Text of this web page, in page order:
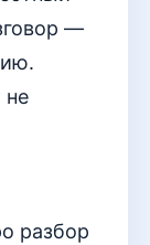
—
не
разбор